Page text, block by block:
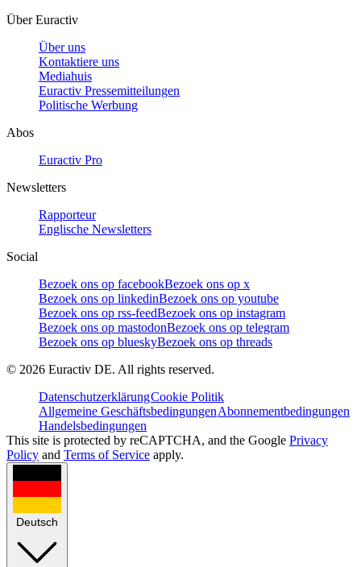
Über Euractiv
Über uns
Kontaktiere uns
Mediahuis
Euractiv Pressemitteilungen
Politische Werbung
Abos
Euractiv Pro
Newsletters
Rapporteur
Englische Newsletters
Social
Bezoek ons op facebookBezoek ons op x
Bezoek ons op linkedinBezoek ons op youtube
Bezoek ons op rss-feedBezoek ons op instagram
Bezoek ons op mastodonBezoek ons op telegram
Bezoek ons op blueskyBezoek ons op threads
© 2026 Euractiv DE. All rights reserved.
DatenschutzerklärungCookie Politik
Allgemeine GeschäftsbedingungenAbonnementbedingungen
Handelsbedingungen
This site is protected by reCAPTCHA, and the Google Privacy
Policy and Terms of Service apply.
Deutsch